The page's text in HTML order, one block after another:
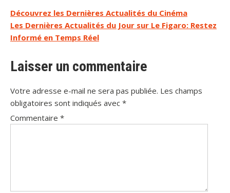
Navigation
de
l’article
Découvrez les Dernières Actualités du Cinéma
Les Dernières Actualités du Jour sur Le Figaro: Restez
Informé en Temps Réel
Laisser un commentaire
Votre adresse e-mail ne sera pas publiée. Les champs
obligatoires sont indiqués avec *
Commentaire *